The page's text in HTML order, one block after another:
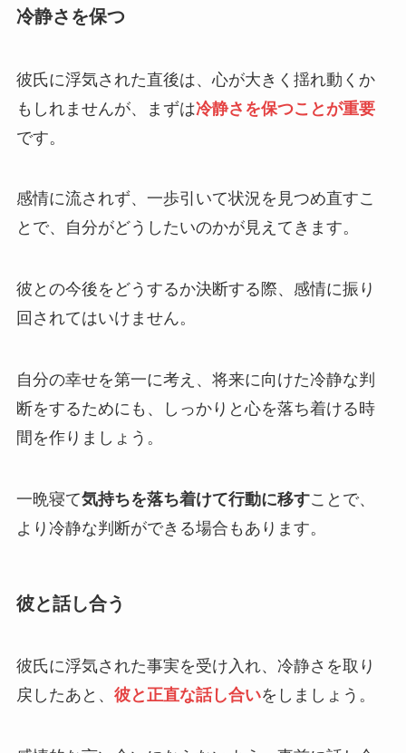
冷静さを保つ
彼氏に浮気された直後は、心が大きく揺れ動くか
もしれませんが、まずは冷静さを保つことが重要
です。
感情に流されず、一歩引いて状況を見つめ直すこ
とで、自分がどうしたいのかが見えてきます。
彼との今後をどうするか決断する際、感情に振り
回されてはいけません。
自分の幸せを第一に考え、将来に向けた冷静な判
断をするためにも、しっかりと心を落ち着ける時
間を作りましょう。
一晩寝て気持ちを落ち着けて行動に移すことで、
より冷静な判断ができる場合もあります。
彼と話し合う
彼氏に浮気された事実を受け入れ、冷静さを取り
戻したあと、 彼と正直な話し合いをしましょう。